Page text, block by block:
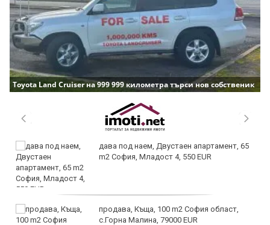
Toyota Land Cruiser на 999 999 километра търси нов собственик
дава под наем, Двустаен апартамент, 65
m2 София, Младост 4, 550 EUR
продава, Къща, 100 m2 София област,
с.Горна Малина, 79000 EUR